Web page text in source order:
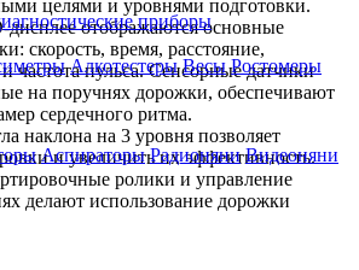
приборы
Алкотестеры Весы Ростомеры
Аспираторы Радионяни Видеоняни
целями и уровнями подготовки.
отображаются основные
скорость, время, расстояние,
частота пульса. Сенсорные датчики
на поручнях дорожки, обеспечивают
сердечного ритма.
наклона на 3 уровня позволяет
и увеличить их эффективность.
ролики и управление
делают использование дорожки